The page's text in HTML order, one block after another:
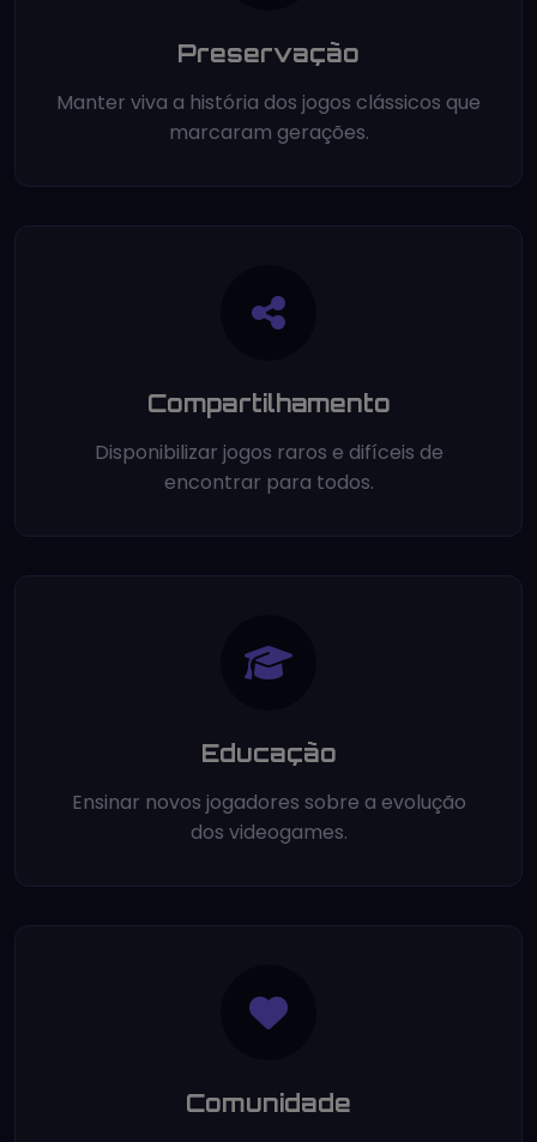
Preservação
Manter viva a história dos jogos clássicos que
marcaram gerações.
Compartilhamento
Disponibilizar jogos raros e difíceis de
encontrar para todos.
Educação
Ensinar novos jogadores sobre a evolução
dos videogames.
Comunidade